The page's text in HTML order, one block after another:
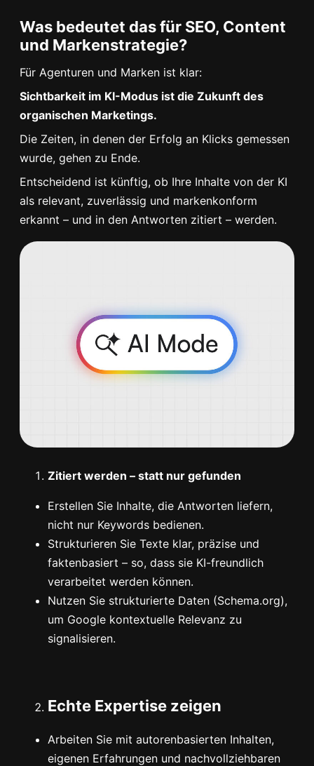
Was bedeutet das für SEO, Content
und Markenstrategie?
Für Agenturen und Marken ist klar:
Sichtbarkeit im KI-Modus ist die Zukunft des
organischen Marketings.
Die Zeiten, in denen der Erfolg an Klicks gemessen
wurde, gehen zu Ende.
Entscheidend ist künftig, ob Ihre Inhalte von der KI
als relevant, zuverlässig und markenkonform
erkannt – und in den Antworten zitiert – werden.
Zitiert werden – statt nur gefunden
Erstellen Sie Inhalte, die Antworten liefern,
nicht nur Keywords bedienen.
Strukturieren Sie Texte klar, präzise und
faktenbasiert – so, dass sie KI-freundlich
verarbeitet werden können.
Nutzen Sie strukturierte Daten (Schema.org),
um Google kontextuelle Relevanz zu
signalisieren.
Echte Expertise zeigen
Arbeiten Sie mit autorenbasierten Inhalten,
eigenen Erfahrungen und nachvollziehbaren